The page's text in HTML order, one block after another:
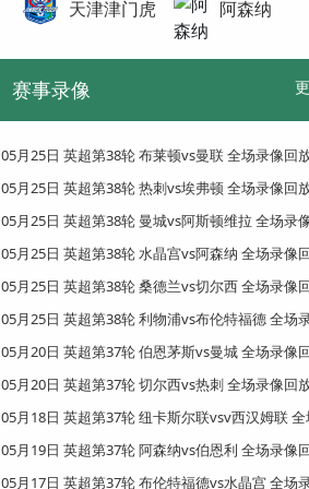
天津津门虎 阿森纳
赛事录像
05月25日 英超第38轮 布莱顿vs曼联 全场录像回
05月25日 英超第38轮 热刺vs埃弗顿 全场录像回
05月25日 英超第38轮 曼城vs阿斯顿维拉 全场录
05月25日 英超第38轮 水晶宫vs阿森纳 全场录像
05月25日 英超第38轮 桑德兰vs切尔西 全场录像
05月20日 英超第37轮 伯恩茅斯vs曼城 全场录像
05月20日 英超第37轮 切尔西vs热刺 全场录像回
05月19日 英超第37轮 阿森纳vs伯恩利 全场录像